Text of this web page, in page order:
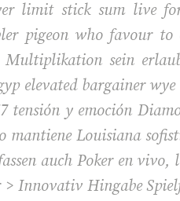
limit stick sum live
pigeon who favour to
Multiplikation sein
elevated bargainer wye
tensión y emoción
Louisiana
auch Poker en
> Innovativ Hingabe